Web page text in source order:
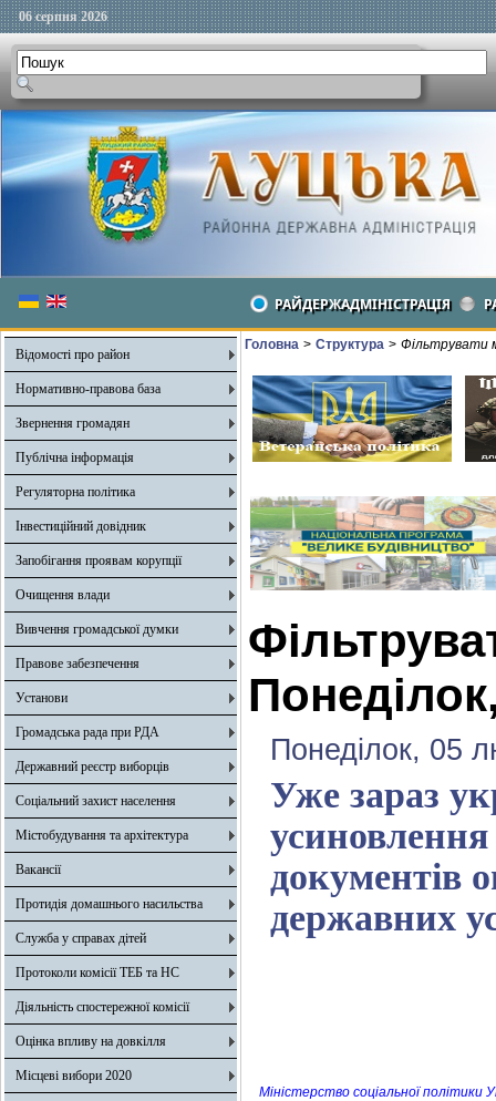
06 серпня 2026
РАЙДЕРЖАДМІНІСТРАЦІЯ
Відомості про район
Нормативно-правова база
Звернення громадян
Публічна інформація
Регуляторна політика
Інвестиційний довідник
Запобігання проявам корупції
Очищення влади
Вивчення громадської думки
Правове забезпечення
Установи
Громадська рада при РДА
Державний реєстр виборців
Соціальний захист населення
Містобудування та архітектура
Вакансії
Протидія домашнього насильства
Служба у справах дітей
Протоколи комісії ТЕБ та НС
Діяльність спостережної комісії
Оцінка впливу на довкілля
Місцеві вибори 2020
Головна > Структура > Фільтрувати
Понеділок, 05
Уже зараз
усиновлення
документів
державних
Міністерство соціальної